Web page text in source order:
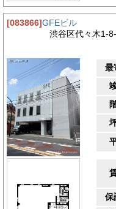
駅からの距離
耐震性
エントランス
[083866]GFEビル
渋谷区代々木1-
最
保